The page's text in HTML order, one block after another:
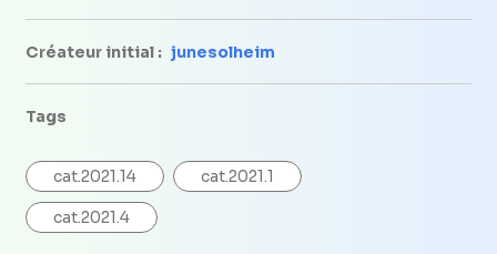
Créateur initial : junesolheim
Tags
cat.2021.14 cat.2021.1
cat.2021.4